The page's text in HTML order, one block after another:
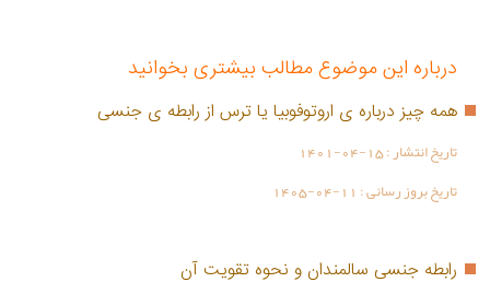
درباره این موضوع مطالب بیشتری بخوانید
همه چیز درباره ی اروتوفوبیا یا ترس از رابطه ی جنسی
تاریخ انتشار :1401-04-15
تاریخ بروز رسانی : 1405-04-11
رابطه جنسی سالمندان و نحوه تقویت آن